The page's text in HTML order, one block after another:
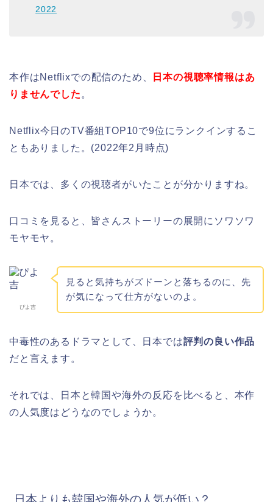
2022
本作はNetflixでの配信のため、
日本の視聴率情報はあ
りませんでした 。
Netflix今日のTV番組TOP10で9位にランクインするこ
ともありました。(2022年2月時点)
日本では、多くの視聴者がいたことが分かりますね。
口コミを見ると、皆さんストーリーの展開にソワソワ
モヤモヤ。
ぴよ吉
見ると気持ちがズドーンと落ちるのに、先
が気になって仕方がないのよ。
中毒性のあるドラマとして、日本では評判の良い作品
だと言えます。
それでは、日本と韓国や海外の反応を比べると、本作
の人気度はどうなのでしょうか。
日本よりも韓国や海外の人気が低い？